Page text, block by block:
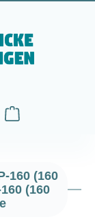
El carrito de
160 (160
(160